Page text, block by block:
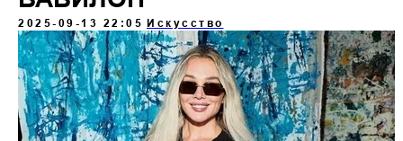
2025-09-13 22:05 Искусство